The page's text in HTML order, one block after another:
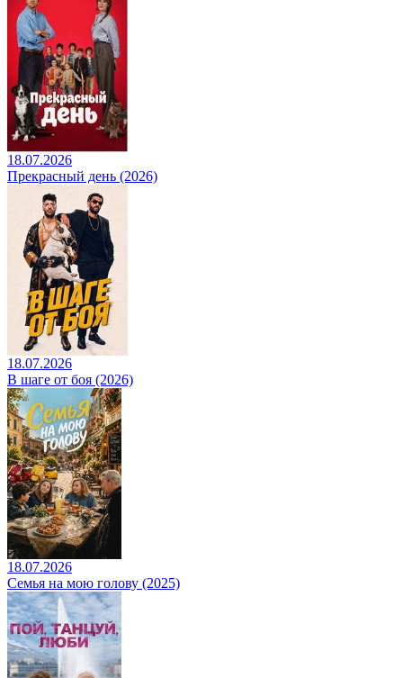
18.07.2026
Прекрасный день (2026)
18.07.2026
В шаге от боя (2026)
18.07.2026
Семья на мою голову (2025)